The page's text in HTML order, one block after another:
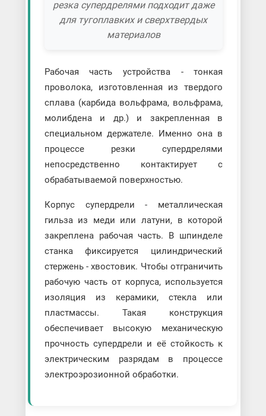
резка супердрелями подходит даже
для тугоплавких и сверхтвердых
материалов
Рабочая часть устройства - тонкая
проволока, изготовленная из твердого
сплава (карбида вольфрама, вольфрама,
молибдена и др.) и закрепленная в
специальном держателе. Именно она в
процессе резки супердрелями
непосредственно контактирует с
обрабатываемой поверхностью.
Корпус супердрели - металлическая
гильза из меди или латуни, в которой
закреплена рабочая часть. В шпинделе
станка фиксируется цилиндрический
стержень - хвостовик. Чтобы отграничить
рабочую часть от корпуса, используется
изоляция из керамики, стекла или
пластмассы. Такая конструкция
обеспечивает высокую механическую
прочность супердрели и её стойкость к
электрическим разрядам в процессе
электроэрозионной обработки.